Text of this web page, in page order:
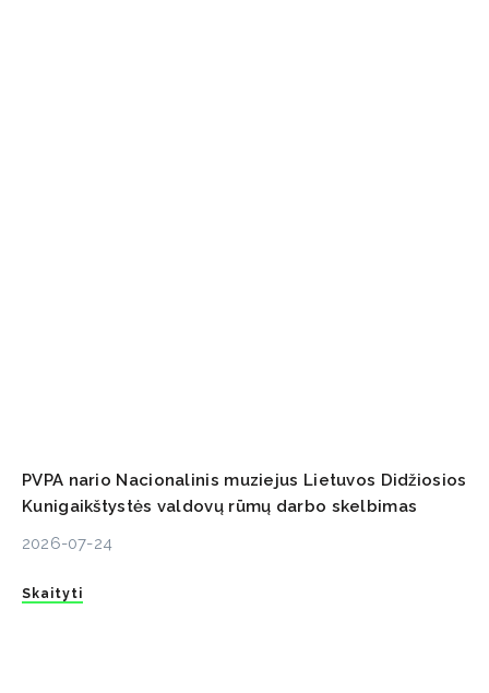
PVPA nario Nacionalinis muziejus Lietuvos Didžiosios
Kunigaikštystės valdovų rūmų darbo skelbimas
2026-07-24
Skaityti